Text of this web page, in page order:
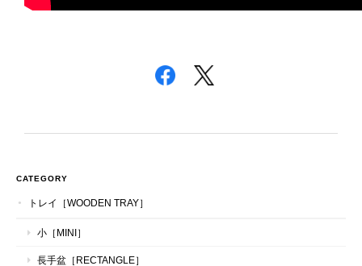
CATEGORY
トレイ［WOODEN TRAY］
小［MINI］
長手盆［RECTANGLE］